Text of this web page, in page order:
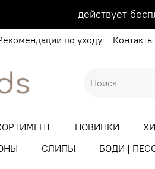
действует
по уходу Контакты
НОВИНКИ
СЛИПЫ БОДИ |